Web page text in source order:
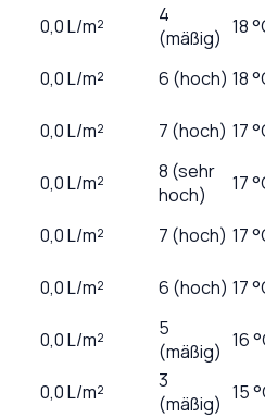
0,0L/m²
4
(mäßig) 18
0,0L/m² 6 (hoch) 18
0,0L/m² 7 (hoch) 17
0,0L/m²
8 (sehr
hoch)
17
0,0L/m² 7 (hoch) 17
0,0L/m² 6 (hoch) 17
0,0L/m²
5
(mäßig) 16
0,0L/m²
3
(mäßig) 15